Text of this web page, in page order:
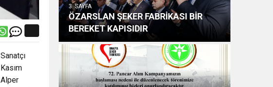
Sanatçı
Kasım
Alper
3. SAYFA
ÖZARSLAN ŞEKER FABRİKASI BİR
BEREKET KAPISIDIR